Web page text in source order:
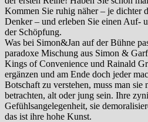
Kommen Sie ruhig näher – je dichter
Denker – und erleben Sie einen Auf-
der Schöpfung.
Was bei Simon&Jan auf der Bühne
paradoxe Mischung aus Simon &
Kings of Convenience und Rainald
ergänzen und am Ende doch jeder
Botschaft zu verstehen, muss man
betrachten, alt oder jung sein. Ihre
Gefühlsangelegenheit, sie
das ist ihre hohe Kunst.